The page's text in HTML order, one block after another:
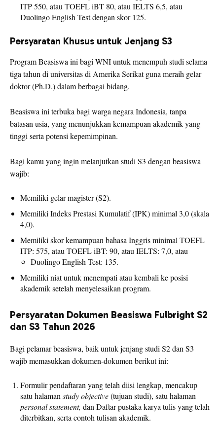
ITP 550, atau TOEFL iBT 80, atau IELTS 6,5, atau
Duolingo English Test dengan skor 125.
Persyaratan Khusus untuk Jenjang S3
Program Beasiswa ini bagi WNI untuk menempuh studi selama
tiga tahun di universitas di Amerika Serikat guna meraih gelar
doktor (Ph.D.) dalam berbagai bidang.
Beasiswa ini terbuka bagi warga negara Indonesia, tanpa
batasan usia, yang menunjukkan kemampuan akademik yang
tinggi serta potensi kepemimpinan.
Bagi kamu yang ingin melanjutkan studi S3 dengan beasiswa
wajib:
Memiliki gelar magister (S2).
Memiliki Indeks Prestasi Kumulatif (IPK) minimal 3,0 (skala
4,0).
Memiliki skor kemampuan bahasa Inggris minimal TOEFL
ITP: 575, atau TOEFL iBT: 90, atau IELTS: 7,0, atau
Duolingo English Test: 135.
Memiliki niat untuk menempati atau kembali ke posisi
akademik setelah menyelesaikan program.
Persyaratan Dokumen Beasiswa Fulbright S2
dan S3 Tahun 2026
Bagi pelamar beasiswa, baik untuk jenjang studi S2 dan S3
wajib memasukkan dokumen-dokumen berikut ini:
Formulir pendaftaran yang telah diisi lengkap, mencakup
satu halaman study objective(tujuan studi), satu halaman
personal statement, dan Daftar pustaka karya tulis yang telah
diterbitkan, serta contoh tulisan akademik.